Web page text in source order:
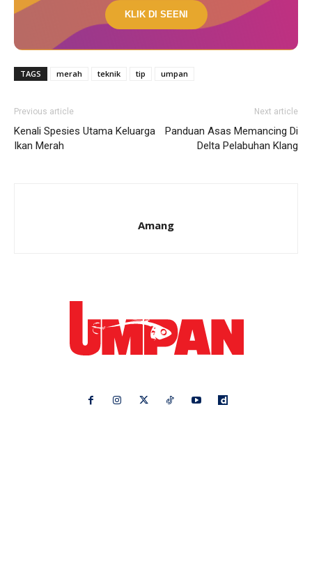
KLIK DI SEENI
TAGS merah teknik tip umpan
Previous article
Kenali Spesies Utama Keluarga
Ikan Merah
Next article
Panduan Asas Memancing Di
Delta Pelabuhan Klang
Amang